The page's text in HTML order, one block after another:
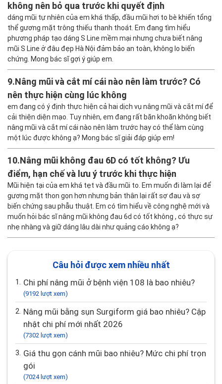
không nên bỏ qua trước khi quyết định
dáng mũi tự nhiên của em khá thấp, đầu mũi hơi to bè khiến tổng
thể gương mặt trông thiếu thanh thoát. Em đang tìm hiểu
phương pháp tạo dáng S Line mềm mại nhưng chưa biết nâng
mũi S Line ở đâu đẹp Hà Nội đảm bảo an toàn, không lo biến
chứng. Mong bác sĩ gợi ý giúp em.
9.Nâng mũi và cắt mí cái nào nên làm trước? Có
nên thực hiện cùng lúc không
em đang có ý định thực hiện cả hai dịch vụ nâng mũi và cắt mí để
cải thiện diện mạo. Tuy nhiên, em đang rất băn khoăn không biết
nâng mũi và cắt mí cái nào nên làm trước hay có thể làm cùng
một lúc được không ạ? Mong bác sĩ giải đáp giúp em!
10.Nâng mũi không đau 6D có tốt không? Ưu
điểm, hạn chế và lưu ý trước khi thực hiện
Mũi hiện tại của em khá tẹt và đầu mũi to. Em muốn đi làm lại để
gương mặt thon gọn hơn nhưng bản thân lại rất sợ đau và sợ
biến chứng sau phẫu thuật. Em có tìm hiểu về công nghệ mới và
muốn hỏi bác sĩ nâng mũi không đau 6d có tốt không , có thực sự
nhẹ nhàng và giữ dáng lâu dài như quảng cáo không ạ?
Câu hỏi được xem nhiều nhất
1. Chi phí nâng mũi ở bệnh viện 108 là bao nhiêu?
(9192 lượt xem)
2. Nâng mũi bằng sụn Surgiform giá bao nhiêu? Cập
nhật chi phí mới nhất 2026
(7302 lượt xem)
3. Giá thu gọn cánh mũi bao nhiêu? Mức chi phí trọn
gói
(7024 lượt xem)